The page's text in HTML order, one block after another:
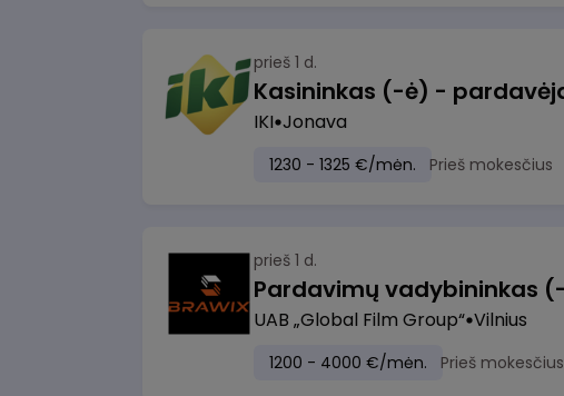
prieš 1 d.
IKI Jonava
1230 - 1325 €/mėn. Prieš mokesčius
prieš 1 d.
UAB „Global Film Group“ Vilnius
1200 - 4000 €/mėn. Prieš mokesčius